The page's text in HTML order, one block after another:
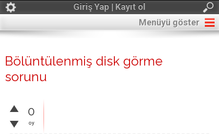
Giriş Yap | Kayıt ol
Menüyü göster
Bölüntülenmiş disk görme
sorunu
0
oy